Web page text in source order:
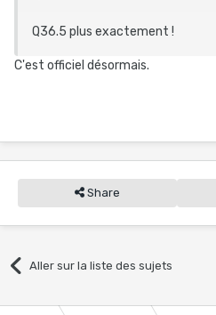
Q36.5 plus exactement !
C'est officiel désormais.
Share
Aller sur la liste des sujets